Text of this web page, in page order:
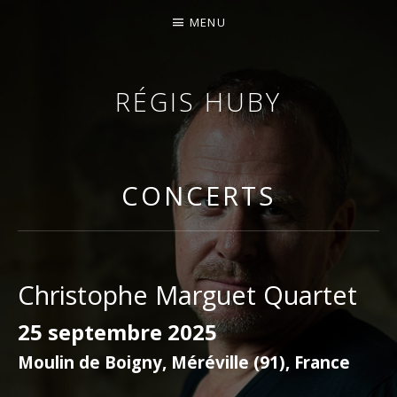
RÉGIS HUBY
VIOLONISTE – IMPROVISATEUR – COMPOSITEUR
MENU
CONCERTS
Christophe Marguet Quartet
25 septembre 2025
Moulin de Boigny, Méréville (91), France